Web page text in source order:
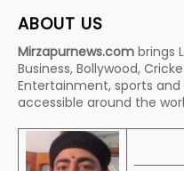
ABOUT US
Mirzapurnews.com brings
Business, Bollywood,
Entertainment, sports
accessible around the